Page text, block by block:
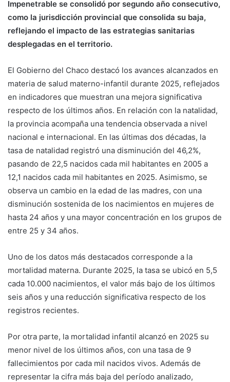
Impenetrable se consolidó por segundo año consecutivo,
como la jurisdicción provincial que consolida su baja,
reflejando el impacto de las estrategias sanitarias
desplegadas en el territorio.
El Gobierno del Chaco destacó los avances alcanzados en
materia de salud materno-infantil durante 2025, reflejados
en indicadores que muestran una mejora significativa
respecto de los últimos años. En relación con la natalidad,
la provincia acompaña una tendencia observada a nivel
nacional e internacional. En las últimas dos décadas, la
tasa de natalidad registró una disminución del 46,2%,
pasando de 22,5 nacidos cada mil habitantes en 2005 a
12,1 nacidos cada mil habitantes en 2025. Asimismo, se
observa un cambio en la edad de las madres, con una
disminución sostenida de los nacimientos en mujeres de
hasta 24 años y una mayor concentración en los grupos de
entre 25 y 34 años.
Uno de los datos más destacados corresponde a la
mortalidad materna. Durante 2025, la tasa se ubicó en 5,5
cada 10.000 nacimientos, el valor más bajo de los últimos
seis años y una reducción significativa respecto de los
registros recientes.
Por otra parte, la mortalidad infantil alcanzó en 2025 su
menor nivel de los últimos años, con una tasa de 9
fallecimientos por cada mil nacidos vivos. Además de
representar la cifra más baja del período analizado,